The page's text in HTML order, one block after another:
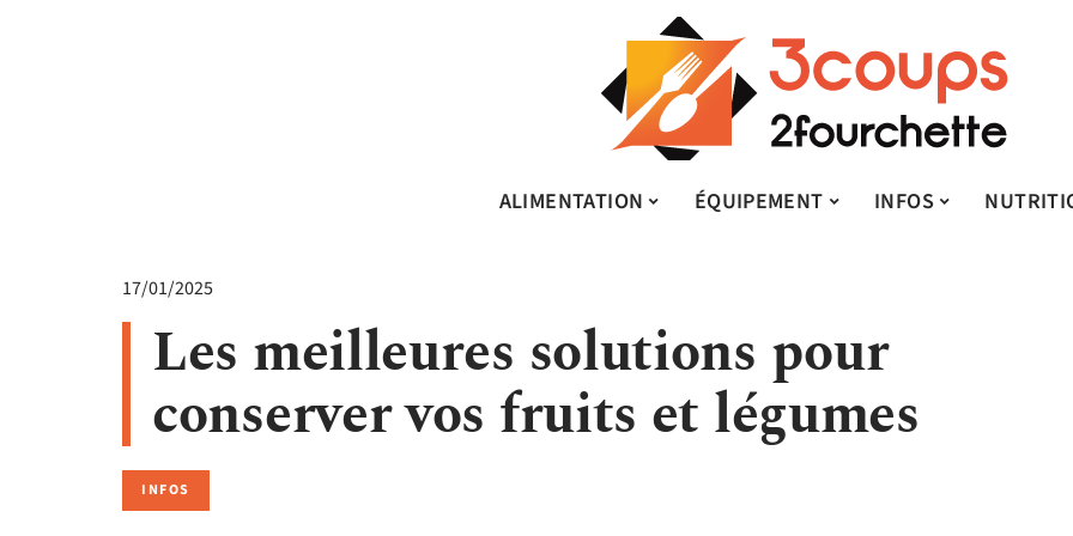
ALIMENTATION ÉQUIPEMENT INFOS
17/01/2025
Les meilleures solutions pour
conserver vos fruits et légumes
INFOS